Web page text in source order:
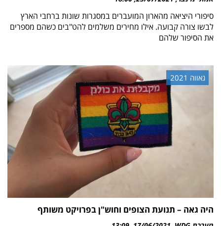
סיפורי היציאה מהארון המועברים במסגרות שונות ברחבי הארץ
לבשו צורה קבועה. אילו מחירים משלמים להט"בים כשהם מספרים
את הסיפור שלהם
גאווה 2021
היה גאה – תנועת הצופים וחוש"ן בפרויקט משותף